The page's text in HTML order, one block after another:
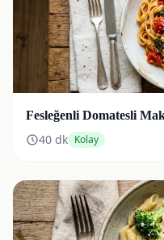
Fesleğenli Domatesli
40 dk Kolay